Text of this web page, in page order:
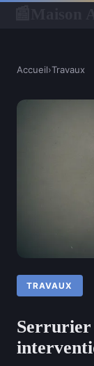
Accueil›Travaux
TRAVAUX
Serrurier